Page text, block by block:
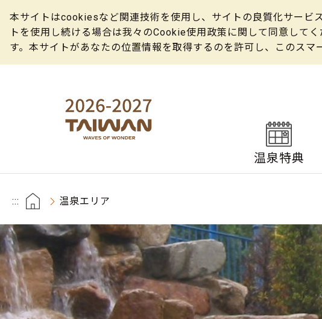
本サイトはcookiesなど関連技術を使用し、サイトの良質化サービ
トを使用し続ける場合は我々のCookie使用政策に関して同意して
す。本サイトがあなたの位置情報を取得するのを許可し、このスマ
温泉特典
::: 温泉エリア